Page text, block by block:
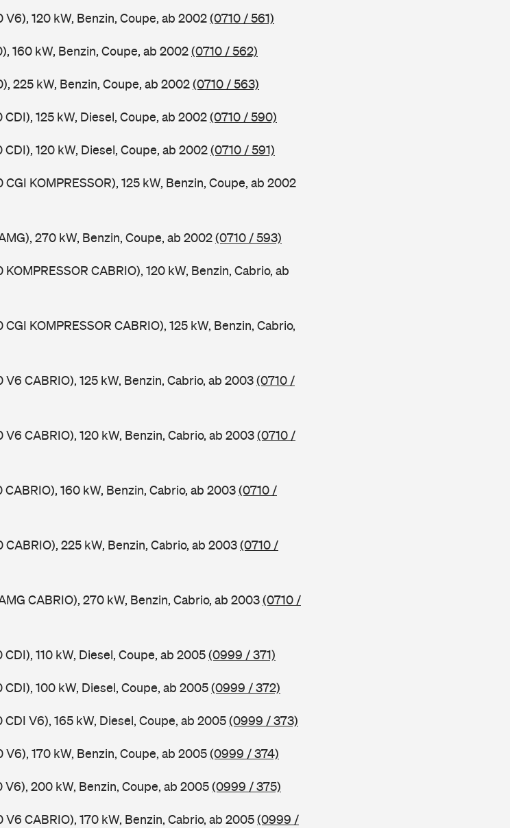
120 kW, Benzin, Coupe, ab 2002(0710 / 561)
160 kW, Benzin, Coupe, ab 2002(0710 / 562)
225 kW, Benzin, Coupe, ab 2002(0710 / 563)
125 kW, Diesel, Coupe, ab 2002(0710 / 590)
120 kW, Diesel, Coupe, ab 2002(0710 / 591)
KOMPRESSOR), 125 kW, Benzin, Coupe, ab 2002
270 kW, Benzin, Coupe, ab 2002(0710 / 593)
CABRIO), 120 kW, Benzin, Cabrio, ab
KOMPRESSOR CABRIO), 125 kW, Benzin, Cabrio,
CABRIO), 125 kW, Benzin, Cabrio, ab 2003(0710 /
CABRIO), 120 kW, Benzin, Cabrio, ab 2003(0710 /
160 kW, Benzin, Cabrio, ab 2003(0710 /
225 kW, Benzin, Cabrio, ab 2003(0710 /
CABRIO), 270 kW, Benzin, Cabrio, ab 2003(0710 /
110 kW, Diesel, Coupe, ab 2005(0999 / 371)
100 kW, Diesel, Coupe, ab 2005(0999 / 372)
V6), 165 kW, Diesel, Coupe, ab 2005(0999 / 373)
170 kW, Benzin, Coupe, ab 2005(0999 / 374)
200 kW, Benzin, Coupe, ab 2005(0999 / 375)
CABRIO), 170 kW, Benzin, Cabrio, ab 2005(0999 /